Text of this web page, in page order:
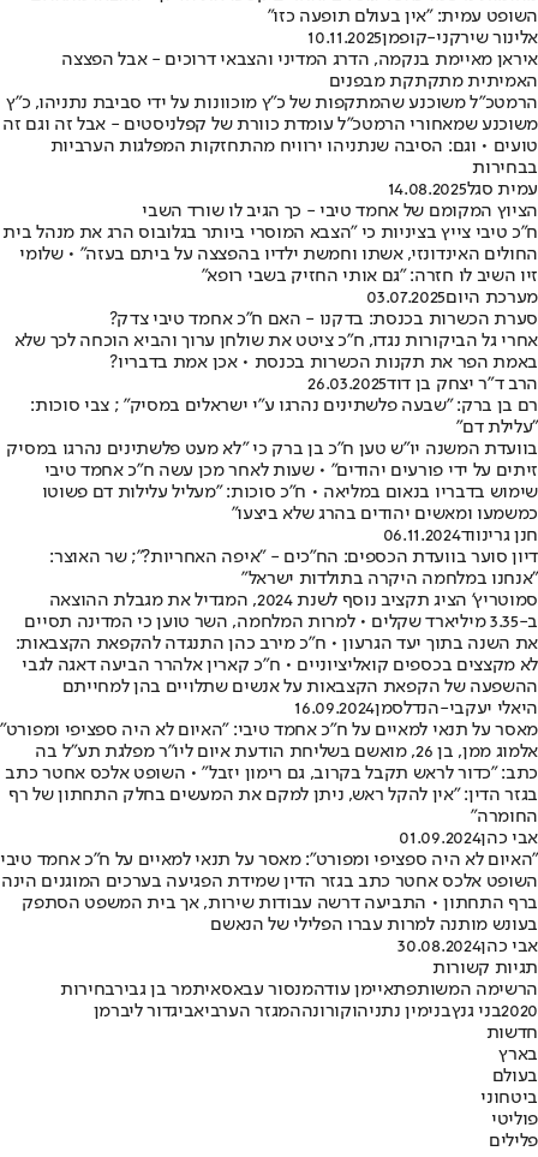
השופט עמית: "אין בעולם תופעה כזו"
אלינור שירקני-קופמן10.11.2025
איראן מאיימת בנקמה, הדרג המדיני והצבאי דרוכים - אבל הפצצה
האמיתית מתקתקת מבפנים
הרמטכ"ל משוכנע שהמתקפות של כ"ץ מוכוונות על ידי סביבת נתניהו, כ"ץ
משוכנע שמאחורי הרמטכ"ל עומדת כוורת של קפלניסטים - אבל זה וגם זה
טועים • וגם: הסיבה שנתניהו ירוויח מהתחזקות המפלגות הערביות
בבחירות
עמית סגל14.08.2025
הציוץ המקומם של אחמד טיבי - כך הגיב לו שורד השבי
ח"כ טיבי צייץ בציניות כי "הצבא המוסרי ביותר בגלובוס הרג את מנהל בית
החולים האינדונזי, אשתו וחמשת ילדיו בהפצצה על ביתם בעזה" • שלומי
זיו השיב לו חזרה: "גם אותי החזיק בשבי רופא"
מערכת היום03.07.2025
סערת הכשרות בכנסת: בדקנו - האם ח"כ אחמד טיבי צדק?
אחרי גל הביקורות נגדו, ח"כ ציטט את שולחן ערוך והביא הוכחה לכך שלא
באמת הפר את תקנות הכשרות בכנסת • אכן אמת בדבריו?
הרב ד"ר יצחק בן דוד26.03.2025
רם בן ברק: "שבעה פלשתינים נהרגו ע"י ישראלים במסיק" ; צבי סוכות:
"עלילת דם"
בוועדת המשנה יו"ש טען ח"כ בן ברק כי "לא מעט פלשתינים נהרגו במסיק
זיתים על ידי פורעים יהודים" • שעות לאחר מכן עשה ח"כ אחמד טיבי
שימוש בדבריו בנאום במליאה • ח"כ סוכות: "מעליל עלילות דם פשוטו
כמשמעו ומאשים יהודים בהרג שלא ביצעו"
חנן גרינווד06.11.2024
דיון סוער בוועדת הכספים: הח"כים - "איפה האחריות?"; שר האוצר:
"אנחנו במלחמה היקרה בתולדות ישראל"
סמוטריץ' הציג תקציב נוסף לשנת 2024, המגדיל את מגבלת ההוצאה
ב-3.35 מיליארד שקלים • למרות המלחמה, השר טוען כי המדינה תסיים
את השנה בתוך יעד הגרעון • ח"כ מירב כהן התנגדה להקפאת הקצבאות:
לא מקצצים בכספים קואליציוניים • ח"כ קארין אלהרר הביעה דאגה לגבי
ההשפעה של הקפאת הקצבאות על אנשים שתלויים בהן למחייתם
היאלי יעקבי-הנדלסמן16.09.2024
מאסר על תנאי למאיים על ח"כ אחמד טיבי: "האיום לא היה ספציפי ומפורט"
אלמוג ממן, בן 26, מואשם בשליחת הודעת איום ליו"ר מפלגת תע"ל בה
כתב: "כדור לראש תקבל בקרוב, גם רימון יזבל" • השופט אלכס אחטר כתב
בגזר הדין: "אין להקל ראש, ניתן למקם את המעשים בחלק התחתון של רף
החומרה"
אבי כהן01.09.2024
"האיום לא היה ספציפי ומפורט": מאסר על תנאי למאיים על ח"כ אחמד טיבי
השופט אלכס אחטר כתב בגזר הדין שמידת הפגיעה בערכים המוגנים הינה
ברף התחתון • התביעה דרשה עבודות שירות, אך בית המשפט הסתפק
בעונש מותנה למרות עברו הפלילי של הנאשם
אבי כהן30.08.2024
תגיות קשורות
הרשימה המשותפתאיימן עודהמנסור עבאסאיתמר בן גבירבחירות
2020בני גנץבנימין נתניהוקורונההמגזר הערביאביגדור ליברמן
חדשות
בארץ
בעולם
ביטחוני
פוליטי
פלילים